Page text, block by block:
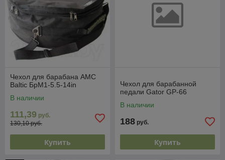
Чехол для барабана AMC
Baltic БрМ1-5.5-14in
В наличии
111,39 руб.
130,10 руб.
Купить
Чехол для барабанной
педали Gator GP-66
В наличии
188 руб.
Купить